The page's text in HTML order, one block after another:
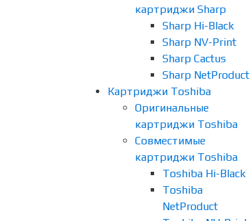
картриджи Sharp
Sharp Hi-Black
Sharp NV-Print
Sharp Cactus
Sharp NetProduct
Картриджи Toshiba
Оригинальные
картриджи Toshiba
Совместимые
картриджи Toshiba
Toshiba Hi-Black
Toshiba
NetProduct